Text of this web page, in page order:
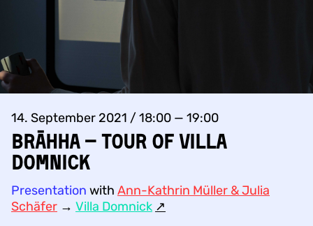
14. September 2021 / 18:00 — 19:00
brāhha – Tour of Villa
Domnick
Presentation with Ann-Kathrin Müller & Julia
Schäfer → Villa Domnick ↗︎